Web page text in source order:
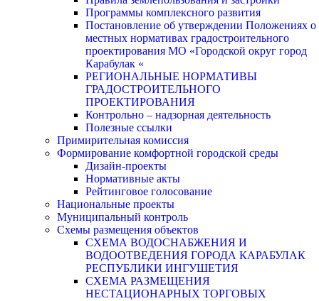
Программы комплексного развития
Постановление об утверждении Положениях о
местных нормативах градостроительного
проектирования МО «Городской округ город
Карабулак «
РЕГИОНАЛЬНЫЕ НОРМАТИВЫ
ГРАДОСТРОИТЕЛЬНОГО
ПРОЕКТИРОВАНИЯ
Контрольно – надзорная деятельность
Полезные ссылки
Примирительная комиссия
Формирование комфортной городской среды
Дизайн-проекты
Нормативные акты
Рейтинговое голосование
Национальные проекты
Муниципальный контроль
Схемы размещения объектов
СХЕМА ВОДОСНАБЖЕНИЯ И
ВОДООТВЕДЕНИЯ ГОРОДА КАРАБУЛАК
РЕСПУБЛИКИ ИНГУШЕТИЯ
СХЕМА РАЗМЕЩЕНИЯ
НЕСТАЦИОНАРНЫХ ТОРГОВЫХ